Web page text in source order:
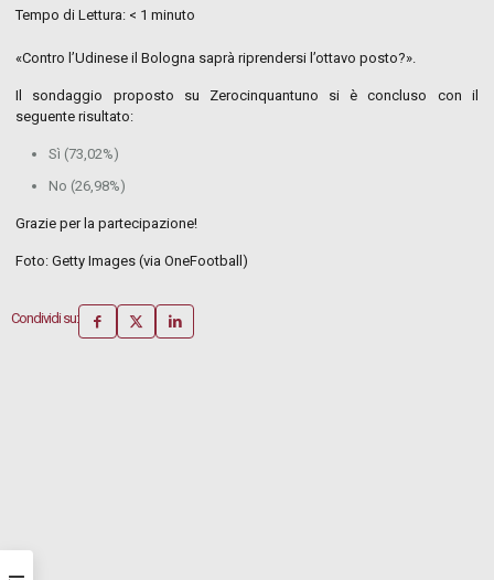
Tempo di Lettura: < 1 minuto
«Contro l’Udinese il Bologna saprà riprendersi l’ottavo posto?».
Il sondaggio proposto su Zerocinquantuno si è concluso con il
seguente risultato:
Sì (73,02%)
No (26,98%)
Grazie per la partecipazione!
Foto: Getty Images (via OneFootball)
Condividi su: